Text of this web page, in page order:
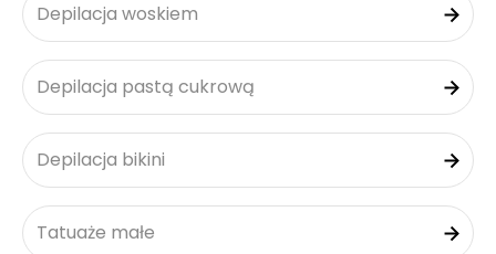
Depilacja woskiem
Depilacja pastą cukrową
Depilacja bikini
Tatuaże małe